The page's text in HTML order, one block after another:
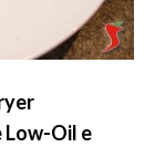
Low-Oil e